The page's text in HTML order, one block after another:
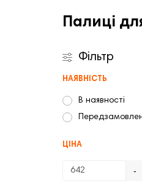
Палиці
Фільтр
НАЯВНІСТЬ
В наявності
ЦІНА
-